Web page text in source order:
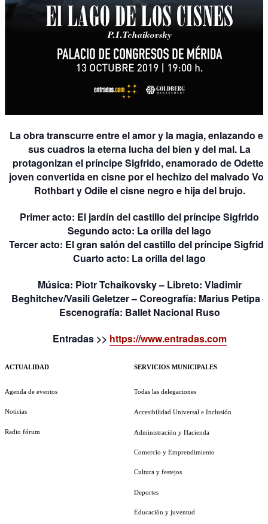
La obra transcurre entre el amor y la magia, enlazando
sus cuadros la eterna lucha del bien y del mal. La
protagonizan el príncipe Sigfrido, enamorado de Odette,
joven convertida en cisne por el hechizo del malvado
Rothbart y Odile el cisne negro e hija del brujo.
Primer acto: El jardín del castillo del príncipe Sigfrido
Segundo acto: La orilla del lago
Tercer acto: El gran salón del castillo del príncipe
Cuarto acto: La orilla del lago
Música: Piotr Tchaikovsky – Libreto: Vladimir
Beghitchev/Vasili Geletzer –Coreografía: Marius Petipa –
Escenografía: Ballet Nacional Ruso
Entradas >> https://www.entradas.com
ACTUALIDAD
Agenda de eventos
Noticias
Radio fórum
SERVICIOS MUNICIPALES
Todas las delegaciones
Accesibilidad Universal e Inclusión
Administración y Hacienda
Comercio y Emprendimiento
Cultura y festejos
Deportes
Educación y juventud